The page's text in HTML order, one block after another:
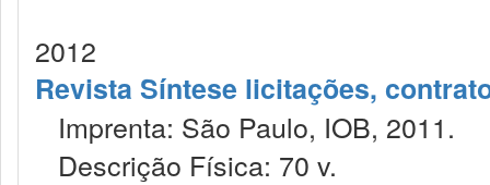
2012
Revista Síntese licitações,
Imprenta: São Paulo, IOB, 2011.
Descrição Física: 70 v.